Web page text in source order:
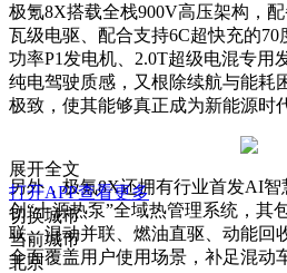
极氪8X搭载全栈900V高压架构，
瓦级电驱、配合支持6C超快充的70
功率P1发电机、2.0T超级电混专用
纯电驾驶质感，又根除续航与能耗
极致，使其能够真正成为新能源时
另外，极氪8X还拥有行业首发AI
创“十源热泵”全域热管理系统，其
联、混动并联、燃油直驱、动能回
全面覆盖用户使用场景，补足混动
展开全文
打开APP查看更多
切换城市
当前城市
北京